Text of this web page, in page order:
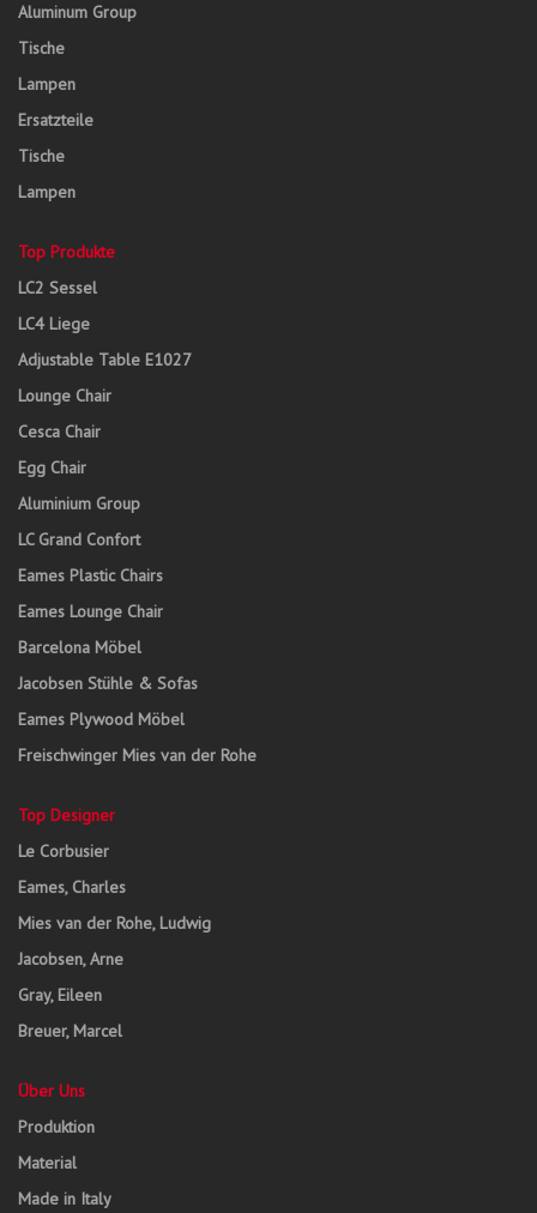
Aluminum Group
Tische
Lampen
Ersatzteile
Tische
Lampen
Top Produkte
LC2 Sessel
LC4 Liege
Adjustable Table E1027
Lounge Chair
Cesca Chair
Egg Chair
Aluminium Group
LC Grand Confort
Eames Plastic Chairs
Eames Lounge Chair
Barcelona Möbel
Jacobsen Stühle & Sofas
Eames Plywood Möbel
Freischwinger Mies van der Rohe
Top Designer
Le Corbusier
Eames, Charles
Mies van der Rohe, Ludwig
Jacobsen, Arne
Gray, Eileen
Breuer, Marcel
Über Uns
Produktion
Material
Made in Italy